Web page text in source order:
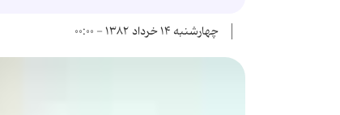
چهارشنبه ۱۴ خرداد ۱۳۸۲ - ۰۰:۰۰